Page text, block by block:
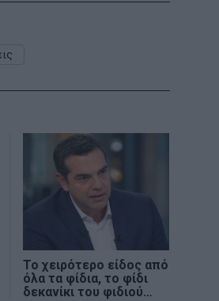
Το χειρότερο είδος από
όλα τα φίδια, το φίδι
δεκανίκι του φιδιού…